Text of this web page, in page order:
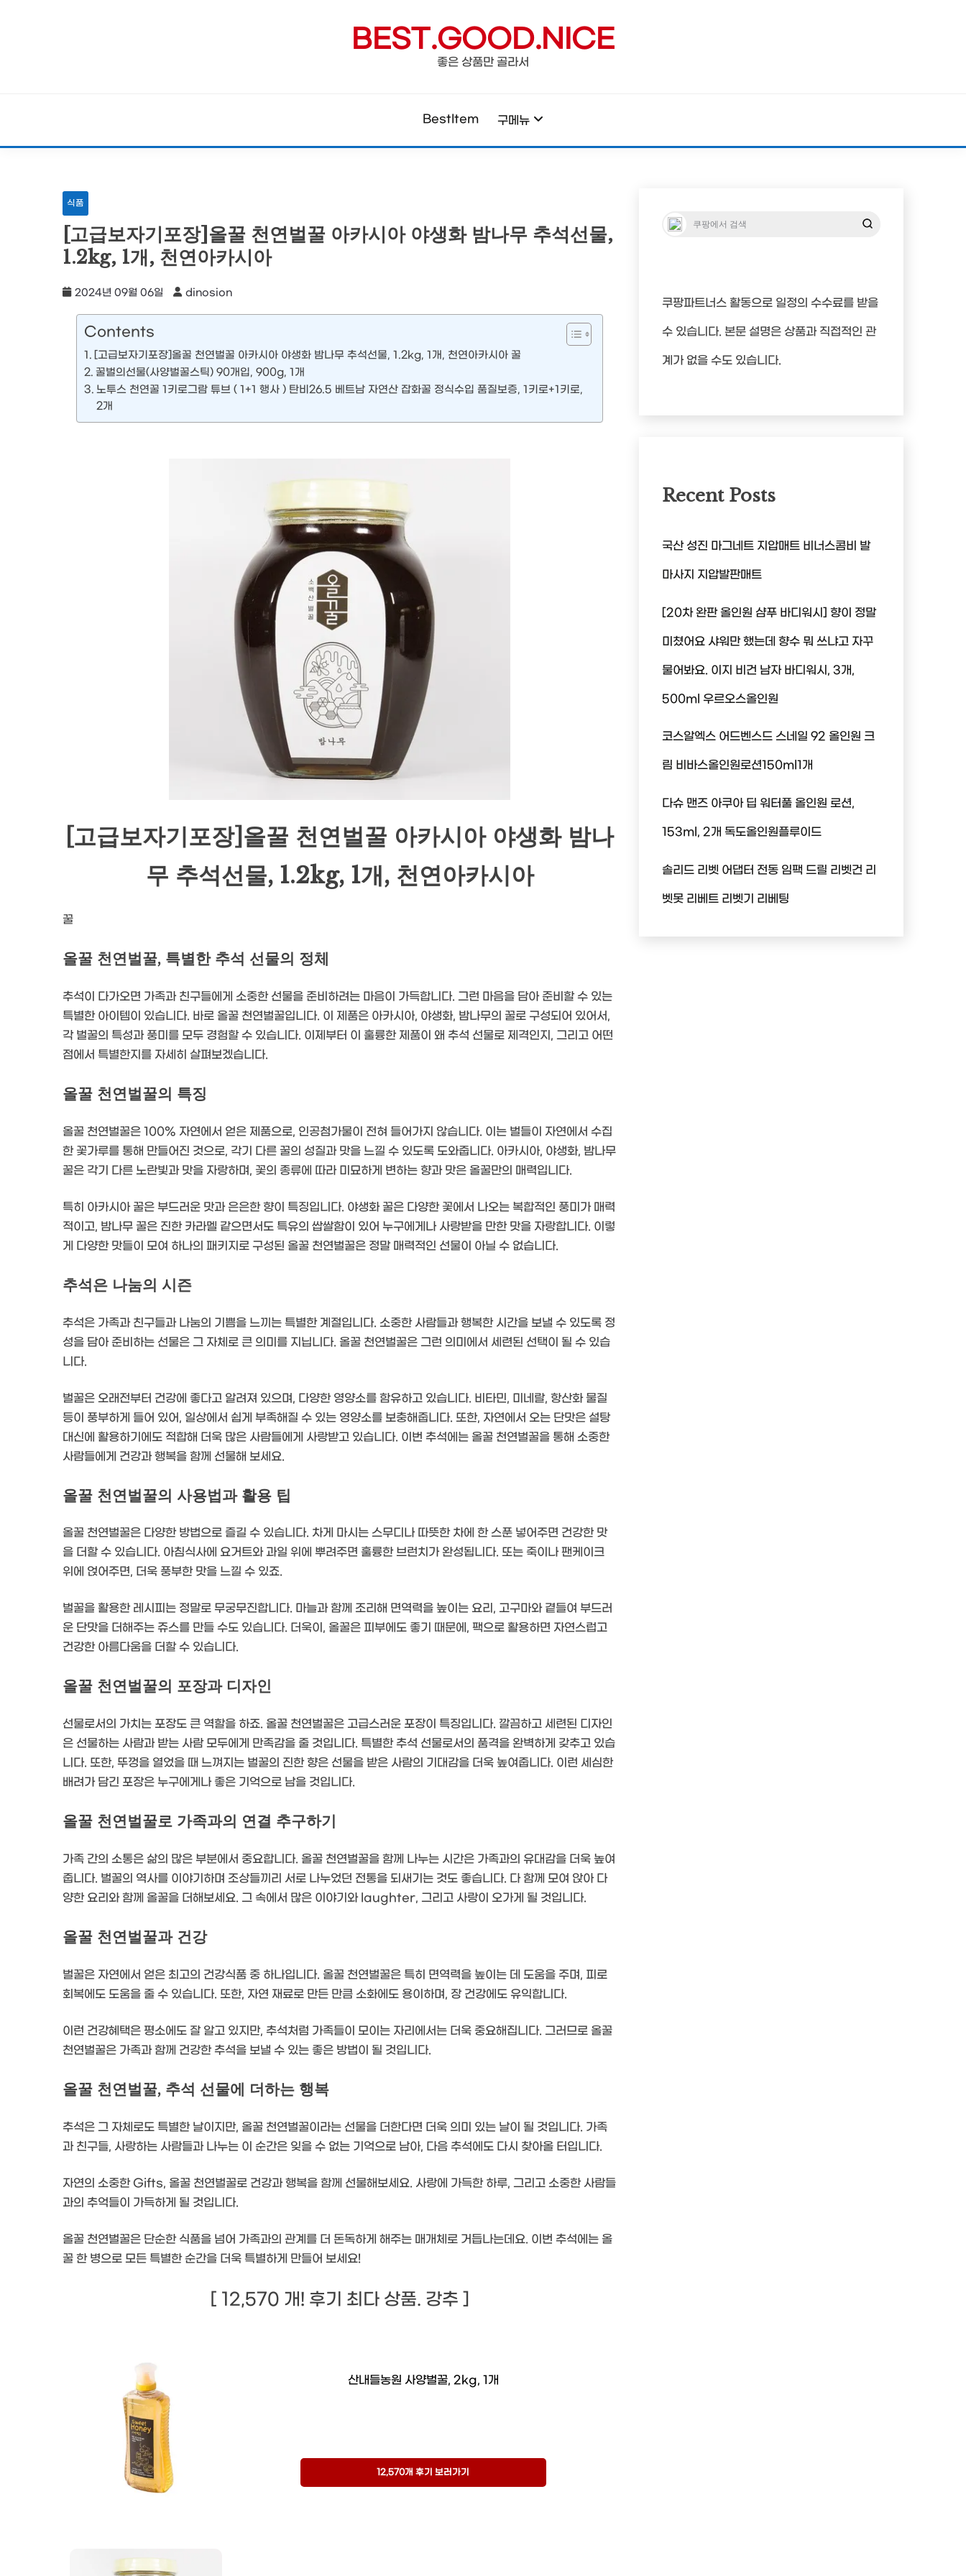
BEST.GOOD.NICE
좋은 상품만 골라서
BestItem 구메뉴
식품
[고급보자기포장]올꿀 천연벌꿀 아카시아 야생화 밤나무 추석선물,
1.2kg, 1개, 천연아카시아
2024년 09월 06일 dinosion
Contents
[고급보자기포장]올꿀 천연벌꿀 아카시아 야생화 밤나무 추석선물, 1.2kg, 1개, 천연아카시아 꿀
꿀벌의선물(사양벌꿀스틱) 90개입, 900g, 1개
노투스 천연꿀 1키로그람 튜브 ( 1+1 행사 ) 탄비26.5 베트남 자연산 잡화꿀 정식수입 품질보증, 1키로+1키로,
2개
[고급보자기포장]올꿀 천연벌꿀 아카시아 야생화 밤나
무 추석선물, 1.2kg, 1개, 천연아카시아
꿀
올꿀 천연벌꿀, 특별한 추석 선물의 정체
추석이 다가오면 가족과 친구들에게 소중한 선물을 준비하려는 마음이 가득합니다. 그런 마음을 담아 준비할 수 있는
특별한 아이템이 있습니다. 바로 올꿀 천연벌꿀입니다. 이 제품은 아카시아, 야생화, 밤나무의 꿀로 구성되어 있어서,
각 벌꿀의 특성과 풍미를 모두 경험할 수 있습니다. 이제부터 이 훌륭한 제품이 왜 추석 선물로 제격인지, 그리고 어떤
점에서 특별한지를 자세히 살펴보겠습니다.
올꿀 천연벌꿀의 특징
올꿀 천연벌꿀은 100% 자연에서 얻은 제품으로, 인공첨가물이 전혀 들어가지 않습니다. 이는 벌들이 자연에서 수집
한 꽃가루를 통해 만들어진 것으로, 각기 다른 꿀의 성질과 맛을 느낄 수 있도록 도와줍니다. 아카시아, 야생화, 밤나무
꿀은 각기 다른 노란빛과 맛을 자랑하며, 꽃의 종류에 따라 미묘하게 변하는 향과 맛은 올꿀만의 매력입니다.
특히 아카시아 꿀은 부드러운 맛과 은은한 향이 특징입니다. 야생화 꿀은 다양한 꽃에서 나오는 복합적인 풍미가 매력
적이고, 밤나무 꿀은 진한 카라멜 같으면서도 특유의 쌉쌀함이 있어 누구에게나 사랑받을 만한 맛을 자랑합니다. 이렇
게 다양한 맛들이 모여 하나의 패키지로 구성된 올꿀 천연벌꿀은 정말 매력적인 선물이 아닐 수 없습니다.
추석은 나눔의 시즌
추석은 가족과 친구들과 나눔의 기쁨을 느끼는 특별한 계절입니다. 소중한 사람들과 행복한 시간을 보낼 수 있도록 정
성을 담아 준비하는 선물은 그 자체로 큰 의미를 지닙니다. 올꿀 천연벌꿀은 그런 의미에서 세련된 선택이 될 수 있습
니다.
벌꿀은 오래전부터 건강에 좋다고 알려져 있으며, 다양한 영양소를 함유하고 있습니다. 비타민, 미네랄, 항산화 물질
등이 풍부하게 들어 있어, 일상에서 쉽게 부족해질 수 있는 영양소를 보충해줍니다. 또한, 자연에서 오는 단맛은 설탕
대신에 활용하기에도 적합해 더욱 많은 사람들에게 사랑받고 있습니다. 이번 추석에는 올꿀 천연벌꿀을 통해 소중한
사람들에게 건강과 행복을 함께 선물해 보세요.
올꿀 천연벌꿀의 사용법과 활용 팁
올꿀 천연벌꿀은 다양한 방법으로 즐길 수 있습니다. 차게 마시는 스무디나 따뜻한 차에 한 스푼 넣어주면 건강한 맛
을 더할 수 있습니다. 아침식사에 요거트와 과일 위에 뿌려주면 훌륭한 브런치가 완성됩니다. 또는 죽이나 팬케이크
위에 얹어주면, 더욱 풍부한 맛을 느낄 수 있죠.
벌꿀을 활용한 레시피는 정말로 무궁무진합니다. 마늘과 함께 조리해 면역력을 높이는 요리, 고구마와 곁들여 부드러
운 단맛을 더해주는 쥬스를 만들 수도 있습니다. 더욱이, 올꿀은 피부에도 좋기 때문에, 팩으로 활용하면 자연스럽고
건강한 아름다움을 더할 수 있습니다.
올꿀 천연벌꿀의 포장과 디자인
선물로서의 가치는 포장도 큰 역할을 하죠. 올꿀 천연벌꿀은 고급스러운 포장이 특징입니다. 깔끔하고 세련된 디자인
은 선물하는 사람과 받는 사람 모두에게 만족감을 줄 것입니다. 특별한 추석 선물로서의 품격을 완벽하게 갖추고 있습
니다. 또한, 뚜껑을 열었을 때 느껴지는 벌꿀의 진한 향은 선물을 받은 사람의 기대감을 더욱 높여줍니다. 이런 세심한
배려가 담긴 포장은 누구에게나 좋은 기억으로 남을 것입니다.
올꿀 천연벌꿀로 가족과의 연결 추구하기
가족 간의 소통은 삶의 많은 부분에서 중요합니다. 올꿀 천연벌꿀을 함께 나누는 시간은 가족과의 유대감을 더욱 높여
줍니다. 벌꿀의 역사를 이야기하며 조상들끼리 서로 나누었던 전통을 되새기는 것도 좋습니다. 다 함께 모여 앉아 다
양한 요리와 함께 올꿀을 더해보세요. 그 속에서 많은 이야기와 laughter, 그리고 사랑이 오가게 될 것입니다.
올꿀 천연벌꿀과 건강
벌꿀은 자연에서 얻은 최고의 건강식품 중 하나입니다. 올꿀 천연벌꿀은 특히 면역력을 높이는 데 도움을 주며, 피로
회복에도 도움을 줄 수 있습니다. 또한, 자연 재료로 만든 만큼 소화에도 용이하며, 장 건강에도 유익합니다.
이런 건강혜택은 평소에도 잘 알고 있지만, 추석처럼 가족들이 모이는 자리에서는 더욱 중요해집니다. 그러므로 올꿀
천연벌꿀은 가족과 함께 건강한 추석을 보낼 수 있는 좋은 방법이 될 것입니다.
올꿀 천연벌꿀, 추석 선물에 더하는 행복
추석은 그 자체로도 특별한 날이지만, 올꿀 천연벌꿀이라는 선물을 더한다면 더욱 의미 있는 날이 될 것입니다. 가족
과 친구들, 사랑하는 사람들과 나누는 이 순간은 잊을 수 없는 기억으로 남아, 다음 추석에도 다시 찾아올 터입니다.
자연의 소중한 Gifts, 올꿀 천연벌꿀로 건강과 행복을 함께 선물해보세요. 사랑에 가득한 하루, 그리고 소중한 사람들
과의 추억들이 가득하게 될 것입니다.
올꿀 천연벌꿀은 단순한 식품을 넘어 가족과의 관계를 더 돈독하게 해주는 매개체로 거듭나는데요. 이번 추석에는 올
꿀 한 병으로 모든 특별한 순간을 더욱 특별하게 만들어 보세요!
[ 12,570 개! 후기 최다 상품. 강추 ]
산내들농원 사양벌꿀, 2kg, 1개
12,570개 후기 보러가기
쿠팡파트너스 활동으로 일정의 수수료를 받을
수 있습니다. 본문 설명은 상품과 직접적인 관
계가 없을 수도 있습니다.
Recent Posts
국산 성진 마그네트 지압매트 비너스콤비 발
마사지 지압발판매트
[20차 완판 올인원 샴푸 바디워시] 향이 정말
미쳤어요 샤워만 했는데 향수 뭐 쓰냐고 자꾸
물어봐요. 이지 비건 남자 바디워시, 3개,
500ml 우르오스올인원
코스알엑스 어드벤스드 스네일 92 올인원 크
림 비바스올인원로션150ml1개
다슈 맨즈 아쿠아 딥 워터풀 올인원 로션,
153ml, 2개 독도올인원플루이드
솔리드 리벳 어댑터 전동 임팩 드릴 리벳건 리
벳못 리베트 리벳기 리베팅